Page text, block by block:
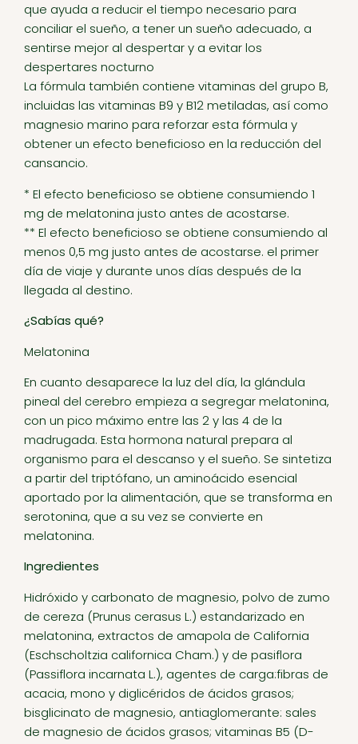
que ayuda a reducir el tiempo necesario para
conciliar el sueño, a tener un sueño adecuado, a
sentirse mejor al despertar y a evitar los
despertares nocturno
La fórmula también contiene vitaminas del grupo B,
incluidas las vitaminas B9 y B12 metiladas, así como
magnesio marino para reforzar esta fórmula y
obtener un efecto beneficioso en la reducción del
cansancio.
* El efecto beneficioso se obtiene consumiendo 1
mg de melatonina justo antes de acostarse.
** El efecto beneficioso se obtiene consumiendo al
menos 0,5 mg justo antes de acostarse. el primer
día de viaje y durante unos días después de la
llegada al destino.
¿Sabías qué?
Melatonina
En cuanto desaparece la luz del día, la glándula
pineal del cerebro empieza a segregar melatonina,
con un pico máximo entre las 2 y las 4 de la
madrugada. Esta hormona natural prepara al
organismo para el descanso y el sueño. Se sintetiza
a partir del triptófano, un aminoácido esencial
aportado por la alimentación, que se transforma en
serotonina, que a su vez se convierte en
melatonina.
Ingredientes
Hidróxido y carbonato de magnesio, polvo de zumo
de cereza (Prunus cerasus L.) estandarizado en
melatonina, extractos de amapola de California
(Eschscholtzia californica Cham.) y de pasiflora
(Passiflora incarnata L.), agentes de carga:fibras de
acacia, mono y diglicéridos de ácidos grasos;
bisglicinato de magnesio, antiaglomerante: sales
de magnesio de ácidos grasos; vitaminas B5 (D-